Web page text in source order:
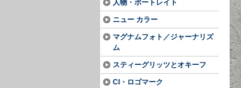
人物・ポートレイト
ニュー カラー
マグナムフォト／ジャーナリズ
ム
スティーグリッツとオキーフ
CI・ロゴマーク